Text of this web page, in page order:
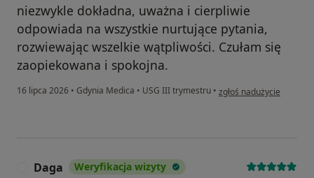
niezwykle dokładna, uważna i cierpliwie
odpowiada na wszystkie nurtujące pytania,
rozwiewając wszelkie wątpliwości. Czułam się
zaopiekowana i spokojna.
16 lipca 2026 • Gdynia Medica • USG III trymestru • w opinii użytkownika
zgłoś nadużycie
Daga Weryfikacja wizyty